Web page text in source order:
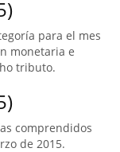
para el mes
monetaria e
tributo.
comprendidos
de 2015.